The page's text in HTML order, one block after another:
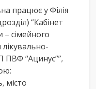
працює у Філія
“Кабінет
– сімейного
лікувально-
ПВФ “Ацинус””,
місто